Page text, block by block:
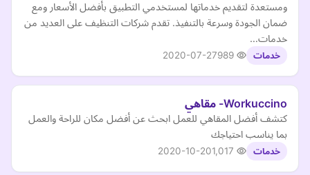
ومستعدة لتقديم خدماتها لمستخدمي التطبيق بأفضل الأسعار ومع
ضمان الجودة وسرعة بالتنفيذ. تقدم شركات التنظيف على العديد من
خدمات…
خدمات 2020-07-27
Workuccino- مقاهي
كتشف أفضل المقاهي للعمل ابحث عن أفضل مكان للراحة والعمل
بما يناسب احتياجك
خدمات 2020-10-20